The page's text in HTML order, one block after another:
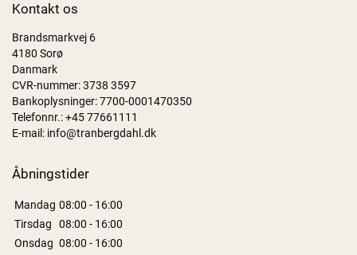
Kontakt os
Brandsmarkvej 6
4180 Sorø
Danmark
CVR-nummer: 3738 3597
Bankoplysninger: 7700-0001470350
Telefonnr.:+45 77661111
E-mail: info@tranbergdahl.dk
Åbningstider
Mandag 08:00 - 16:00
Tirsdag
08:00 - 16:00
Onsdag 08:00 - 16:00